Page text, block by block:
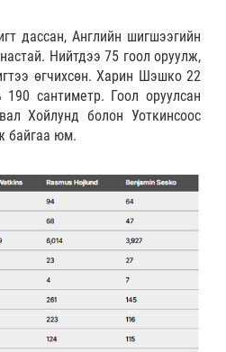
дассан, Английн шигшээгийн
Нийтдээ 75 гоол оруулж,
өгчихсөн. Харин Шэшко 22
сантиметр. Гоол оруулсан
Хойлунд болон Уоткинсоос
байгаа юм.